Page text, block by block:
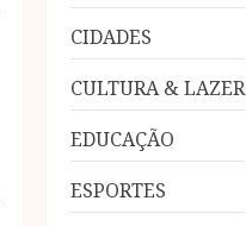
CIDADES
CULTURA & LAZER
EDUCAÇÃO
ESPORTES